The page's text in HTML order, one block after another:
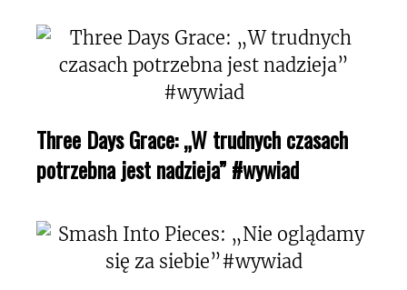
Three Days Grace: „W trudnych czasach
potrzebna jest nadzieja” #wywiad